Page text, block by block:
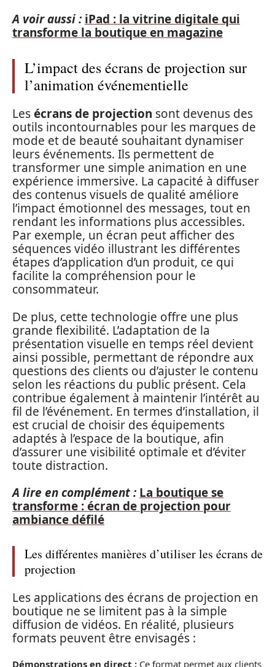
A voir aussi : iPad : la vitrine digitale qui
transforme la boutique en magazine
L’impact des écrans de projection sur
l’animation événementielle
Lesécrans de projection sont devenus des
outils incontournables pour les marques de
mode et de beauté souhaitant dynamiser
leurs événements. Ils permettent de
transformer une simple animation en une
expérience immersive. La capacité à diffuser
des contenus visuels de qualité améliore
l’impact émotionnel des messages, tout en
rendant les informations plus accessibles.
Par exemple, un écran peut afficher des
séquences vidéo illustrant les différentes
étapes d’application d’un produit, ce qui
facilite la compréhension pour le
consommateur.
De plus, cette technologie offre une plus
grande flexibilité. L’adaptation de la
présentation visuelle en temps réel devient
ainsi possible, permettant de répondre aux
questions des clients ou d’ajuster le contenu
selon les réactions du public présent. Cela
contribue également à maintenir l’intérêt au
fil de l’événement. En termes d’installation, il
est crucial de choisir des équipements
adaptés à l’espace de la boutique, afin
d’assurer une visibilité optimale et d’éviter
toute distraction.
A lire en complément : La boutique se
transforme : écran de projection pour
ambiance défilé
Les différentes manières d’utiliser les écrans de
projection
Les applications des écrans de projection en
boutique ne se limitent pas à la simple
diffusion de vidéos. En réalité, plusieurs
formats peuvent être envisagés :
Démonstrations en direct : Ce format permet aux clients